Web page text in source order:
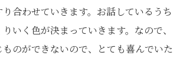
合わせていきます。お話しているうち
いく色が決まっていきます。なので、
ものができないので、とても喜んでいた